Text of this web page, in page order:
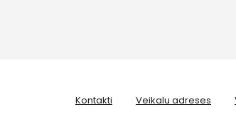
Kontakti Veikalu adreses